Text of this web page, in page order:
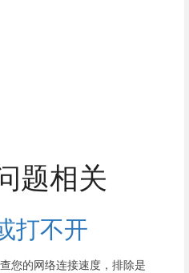
题相关
打不开
您的网络连接速度，排除是